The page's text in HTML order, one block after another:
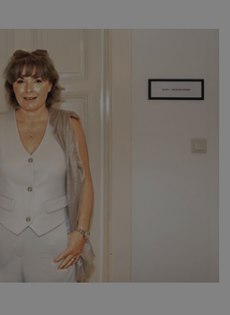
a bezpečí, proto by pokoj